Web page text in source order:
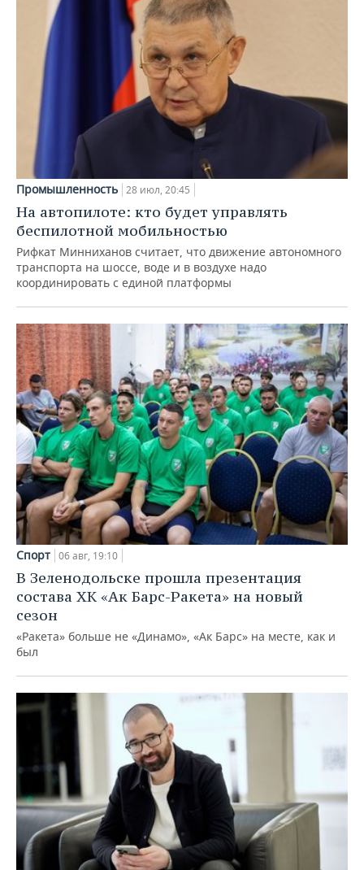
Промышленность 28 июл, 20:45
На автопилоте: кто будет управлять
беспилотной мобильностью
Рифкат Минниханов считает, что движение автономного
транспорта на шоссе, воде и в воздухе надо
координировать с единой платформы
Спорт 06 авг, 19:10
В Зеленодольске прошла презентация
состава ХК «Ак Барс-Ракета» на новый
сезон
«Ракета» больше не «Динамо», «Ак Барс» на месте, как и
был